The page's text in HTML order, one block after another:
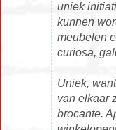
uniek
kunnen
meubelen
curiosa,
Uniek,
van elkaar
brocante.